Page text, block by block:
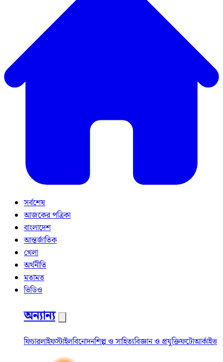
সর্বশেষ
আজকের পত্রিকা
বাংলাদেশ
আন্তর্জাতিক
খেলা
অর্থনীতি
মতামত
ভিডিও
অন্যান্য
ফিচারলাইফস্টাইলবিনোদনশিল্প ও সাহিত্যবিজ্ঞান ও প্রযুক্তিফটোআর্কাইভ